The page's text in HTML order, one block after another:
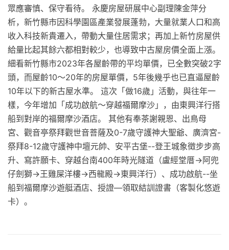
眾應審慎、保守看待。 永慶房屋研展中心副理陳金萍分
析，新竹縣市因科學園區產業發展蓬勃，大量就業人口和高
收入科技新貴遷入，帶動大量住居需求；再加上新竹房屋供
給量比起其餘六都相對較少，也導致中古屋房價全面上漲。
細看新竹縣市2023年各屋齡帶的平均單價，已全數突破2字
頭，而屋齡10～20年的房屋單價，5年後幾乎也已直逼屋齡
10年以下的新古屋水準。 這次「做16歲」活動，與往年一
樣，今年增加「成功啟航～穿越福爾摩沙」，由東興洋行搭
船到對岸的福爾摩沙酒店。 其他有奉茶謝親恩、出鳥母
宮、觀音亭祭拜觀世音菩薩及0-7歲守護神大聖爺、廣濟宮-
祭拜8-12歲守護神中壇元帥、安平古堡--登王城象徵步步高
升、寫許願卡、穿越台南400年時光隧道（盧經堂厝→阿兜
仔劍獅→王雞屎洋樓→西㡣殿→東興洋行）、成功啟航--坐
船到福爾摩沙遊艇酒店、授證—領取結訓證書（客製化悠遊
卡）。